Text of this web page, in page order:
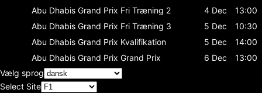
Abu Dhabis Grand Prix Fri Træning 2 4 Dec
13:00
Abu Dhabis Grand Prix Fri Træning 3 5 Dec
10:30
Abu Dhabis Grand Prix Kvalifikation 5 Dec
14:00
Abu Dhabis Grand Prix Grand Prix 6 Dec
13:00
Vælg sprog
Select Site